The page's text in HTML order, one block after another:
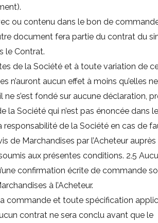
ou contenu dans le bon de commande
document fera partie du contrat du
le Contrat.
de la Société et à toute variation de
n’auront aucun effet à moins qu’elles
ne s’est fondé sur aucune déclaration,
Société qui n’est pas énoncée dans
de la Société en cas de
de Marchandises par l’Acheteur
aux présentes conditions. 2.5
confirmation écrite de commande
à l’Acheteur.
commande et toute spécification
contrat ne sera conclu avant que le